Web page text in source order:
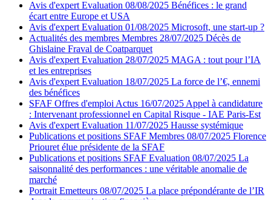
Avis d'expert Evaluation 08/08/2025 Bénéfices : le grand
écart entre Europe et USA
Avis d'expert Evaluation 01/08/2025 Microsoft, une start-up ?
Actualités des membres Membres 28/07/2025 Décès de
Ghislaine Fraval de Coatparquet
Avis d'expert Evaluation 28/07/2025 MAGA : tout pour l’IA
et les entreprises
Avis d'expert Evaluation 18/07/2025 La force de l’€, ennemi
des bénéfices
SFAF Offres d'emploi Actus 16/07/2025 Appel à candidature
: Intervenant professionnel en Capital Risque - IAE Paris-Est
Avis d'expert Evaluation 11/07/2025 Hausse systémique
Publications et positions SFAF Membres 08/07/2025 Florence
Priouret élue présidente de la SFAF
Publications et positions SFAF Evaluation 08/07/2025 La
saisonnalité des performances : une véritable anomalie de
marché
Portrait Emetteurs 08/07/2025 La place prépondérante de l’IR